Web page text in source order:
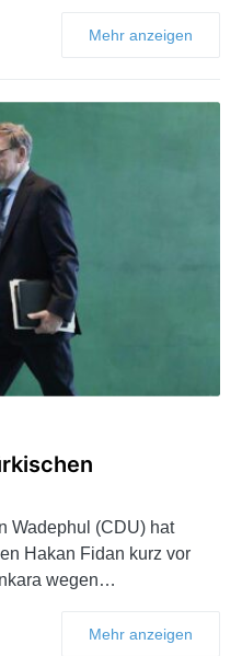
Mehr anzeigen
Wadephul (CDU) hat
Hakan Fidan kurz vor
wegen…
Mehr anzeigen